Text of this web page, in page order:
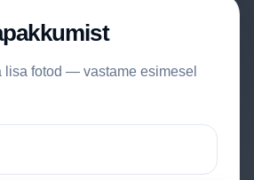
lisa fotod — vastame esimesel